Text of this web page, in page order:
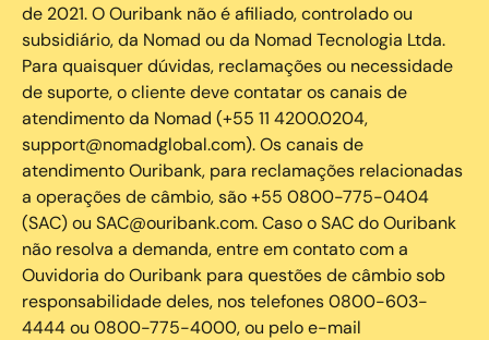
de 2021. O Ouribank não é afiliado, controlado ou
subsidiário, da Nomad ou da Nomad Tecnologia Ltda.
Para quaisquer dúvidas, reclamações ou necessidade
de suporte, o cliente deve contatar os canais de
atendimento da Nomad (+55 11 4200.0204,
support@nomadglobal.com). Os canais de
atendimento Ouribank, para reclamações relacionadas
a operações de câmbio, são +55 0800-775-0404
(SAC) ou SAC@ouribank.com. Caso o SAC do Ouribank
não resolva a demanda, entre em contato com a
Ouvidoria do Ouribank para questões de câmbio sob
responsabilidade deles, nos telefones 0800-603-
4444 ou 0800-775-4000, ou pelo e-mail